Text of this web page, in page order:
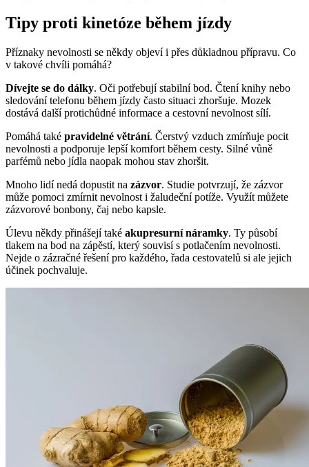
Tipy proti kinetóze během jízdy
Příznaky nevolnosti se někdy objeví i přes důkladnou přípravu. Co
v takové chvíli pomáhá?
Dívejte se do dálky. Oči potřebují stabilní bod. Čtení knihy nebo
sledování telefonu během jízdy často situaci zhoršuje. Mozek
dostává další protichůdné informace a cestovní nevolnost sílí.
Pomáhá také pravidelné větrání. Čerstvý vzduch zmírňuje pocit
nevolnosti a podporuje lepší komfort během cesty. Silné vůně
parfémů nebo jídla naopak mohou stav zhoršit.
Mnoho lidí nedá dopustit na zázvor. Studie potvrzují, že zázvor
může pomoci zmírnit nevolnost i žaludeční potíže. Využít můžete
zázvorové bonbony, čaj nebo kapsle.
Úlevu někdy přinášejí také akupresurní náramky. Ty působí
tlakem na bod na zápěstí, který souvisí s potlačením nevolnosti.
Nejde o zázračné řešení pro každého, řada cestovatelů si ale jejich
účinek pochvaluje.